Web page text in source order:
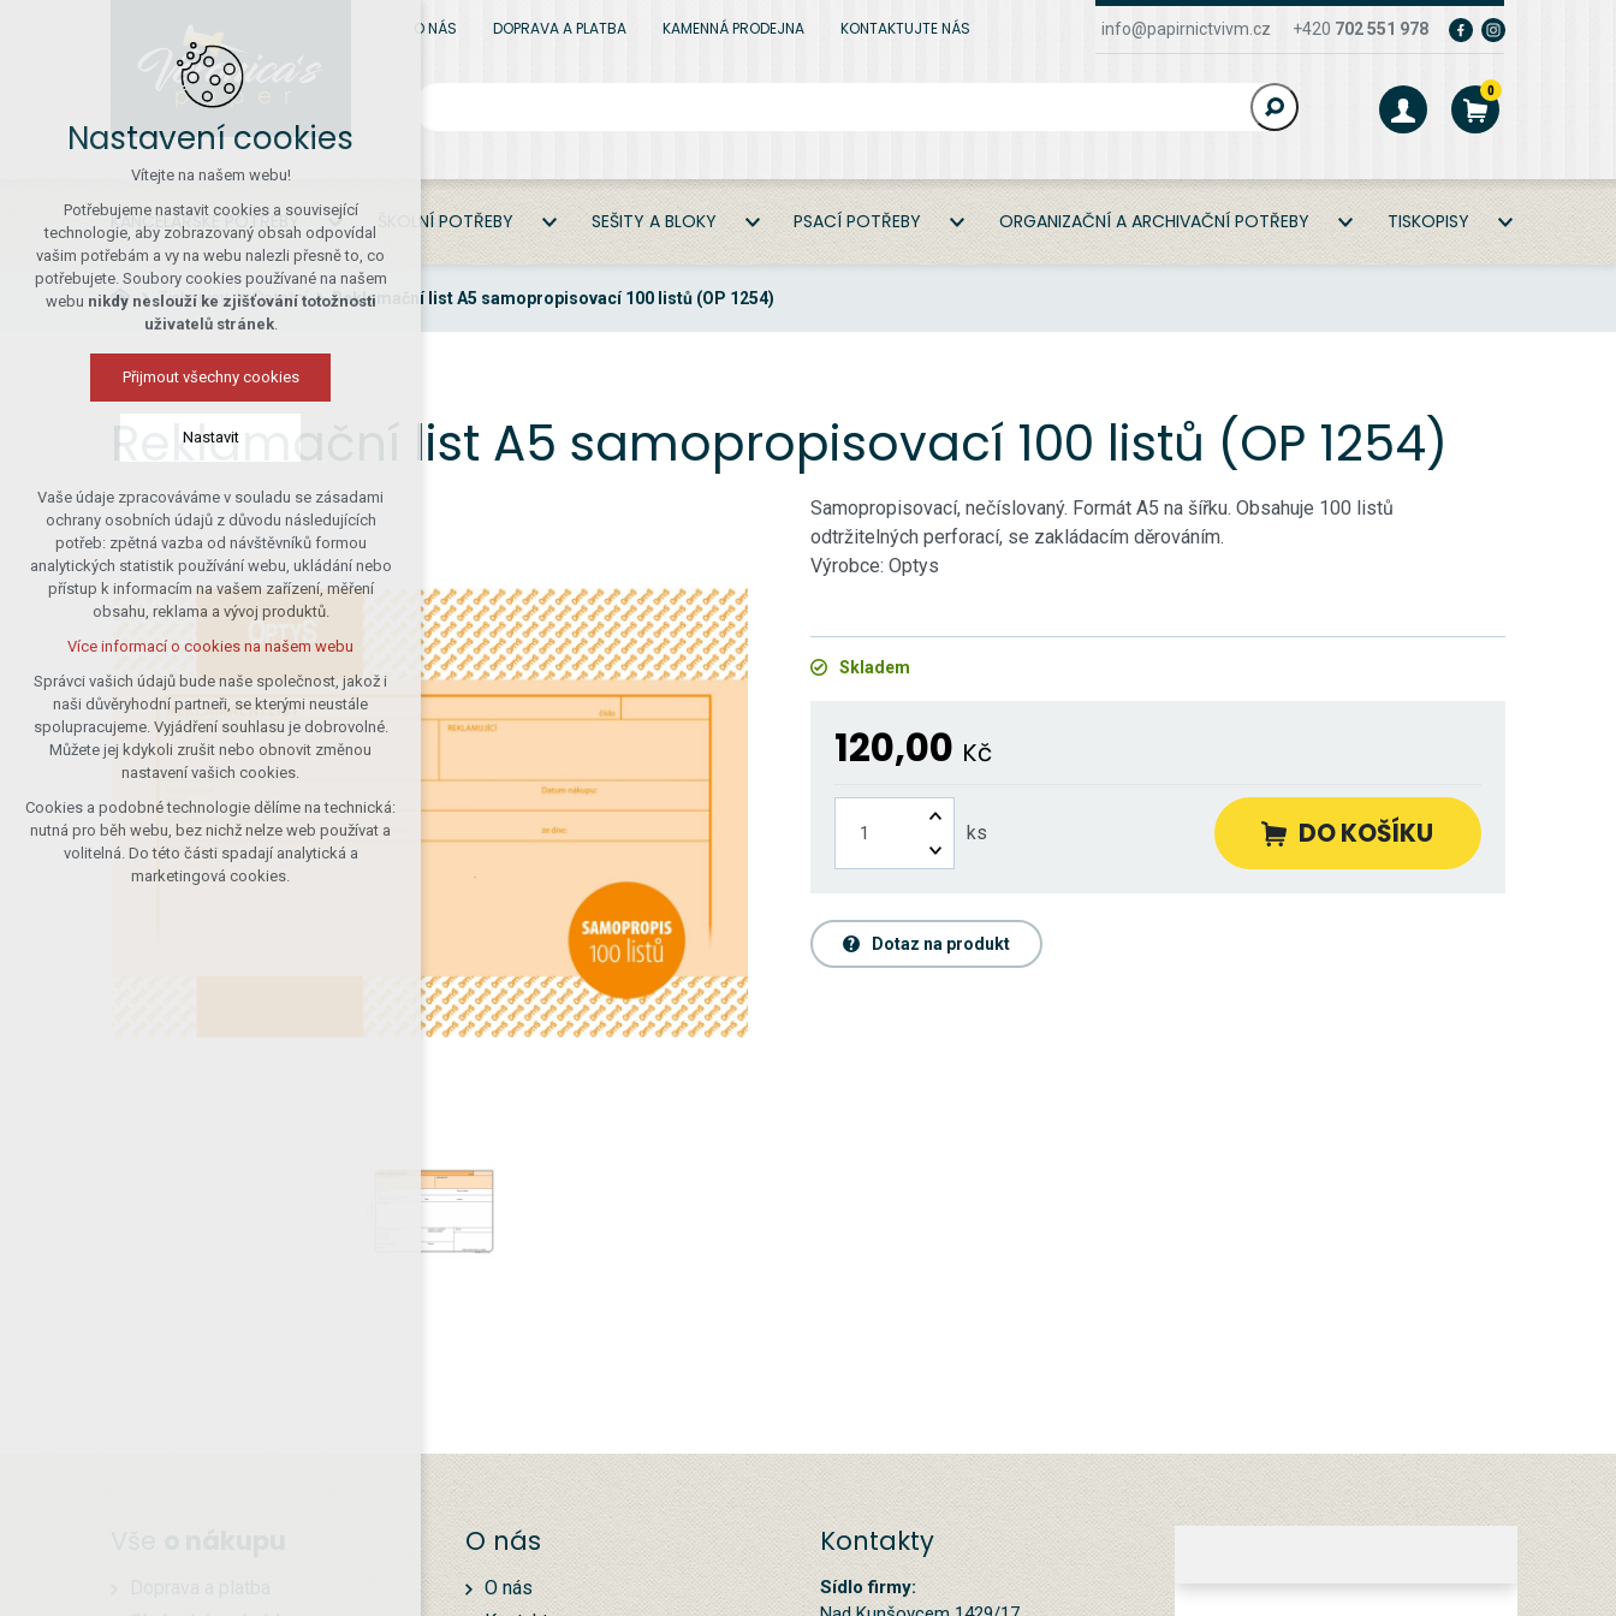
O NÁS DOPRAVA A PLATBA KAMENNÁ PRODEJNA KONTAKTUJTE NÁS info@papirnictvivm.cz +420 702 551 978
0
KANCELÁŘSKÉ POTŘEBY ŠKOLNÍ POTŘEBY SEŠITY A BLOKY PSACÍ POTŘEBY ORGANIZAČNÍ A ARCHIVAČNÍ POTŘEBY TISKOPISY
Tiskopisy Ostatní Reklamační list A5 samopropisovací 100 listů (OP 1254)
Reklamační list A5 samopropisovací 100 listů (OP 1254)
Samopropisovací, nečíslovaný. Formát A5 na šířku. Obsahuje 100 listů
odtržitelných perforací, se zakládacím děrováním.
Výrobce: Optys
Skladem
120,00 Kč
ks DO KOŠÍKU
Dotaz na produkt
O nás
O nás
Kontakty
Sídlo firmy:
Nastavení cookies
Vítejte na našem webu!
Potřebujeme nastavit cookies a související
technologie, aby zobrazovaný obsah odpovídal
vašim potřebám a vy na webu nalezli přesně to, co
potřebujete. Soubory cookies používané na našem
webu nikdy neslouží ke zjišťování totožnosti
uživatelů stránek.
Přijmout všechny cookies
Nastavit
Technická cookies
nutná pro provozování webu
udržení kontextu stránek (session):
případná přihlášení, volby jazyka, apod.
Volitelná cookies
analytická pro anonymizované
vyhodnocení návštěvnosti
marketingová cookies (Google)
Více informací o cookies na našem webu
Přijmout všechny cookies
Odmítnout vše
Vaše údaje zpracováváme v souladu se zásadami
ochrany osobních údajů z důvodu následujících
potřeb: zpětná vazba od návštěvníků formou
analytických statistik používání webu, ukládání nebo
přístup k informacím na vašem zařízení, měření
obsahu, reklama a vývoj produktů.
Více informací o cookies na našem webu
Správci vašich údajů bude naše společnost, jakož i
naši důvěryhodní partneři, se kterými neustále
spolupracujeme. Vyjádření souhlasu je dobrovolné.
Můžete jej kdykoli zrušit nebo obnovit změnou
nastavení vašich cookies.
Cookies a podobné technologie dělíme na technická:
nutná pro běh webu, bez nichž nelze web používat a
volitelná. Do této části spadají analytická a
marketingová cookies.